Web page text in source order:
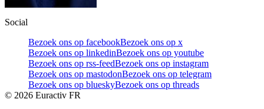
Social
Bezoek ons op facebookBezoek ons op x
Bezoek ons op linkedinBezoek ons op youtube
Bezoek ons op rss-feedBezoek ons op instagram
Bezoek ons op mastodonBezoek ons op telegram
Bezoek ons op blueskyBezoek ons op threads
© 2026 Euractiv FR